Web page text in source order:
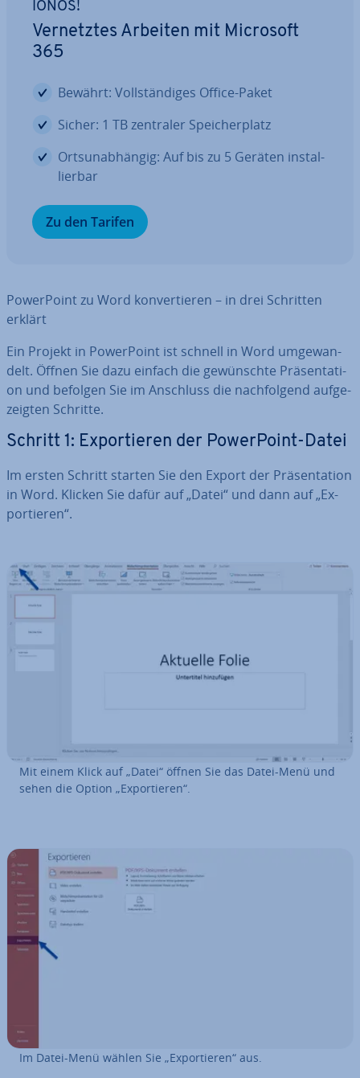
IONOS!
Ver­netz­tes Arbeiten mit Microsoft
365
Bewährt: Voll­stän­di­ges Office-Paket
Sicher: 1 TB zentraler Spei­cher­platz
Orts­un­ab­hän­gig: Auf bis zu 5 Geräten in­stal­
lier­bar
Zu den Tarifen
Power­Point zu Word kon­ver­tie­ren – in drei Schritten
erklärt
Ein Projekt in Power­Point ist schnell in Word um­ge­wan­
delt. Öffnen Sie dazu einfach die ge­wünsch­te Prä­sen­ta­ti­
on und befolgen Sie im Anschluss die nach­fol­gend auf­ge­
zeig­ten Schritte.
Schritt 1: Ex­por­tie­ren der Power­Point-Datei
Im ersten Schritt starten Sie den Export der Prä­sen­ta­ti­on
in Word. Klicken Sie dafür auf „Datei“ und dann auf „Ex­
por­tie­ren“.
Mit einem Klick auf „Datei“ öffnen Sie das Datei-Menü und
sehen die Option „Ex­por­tie­ren“.
Im Datei-Menü wählen Sie „Ex­por­tie­ren“ aus.